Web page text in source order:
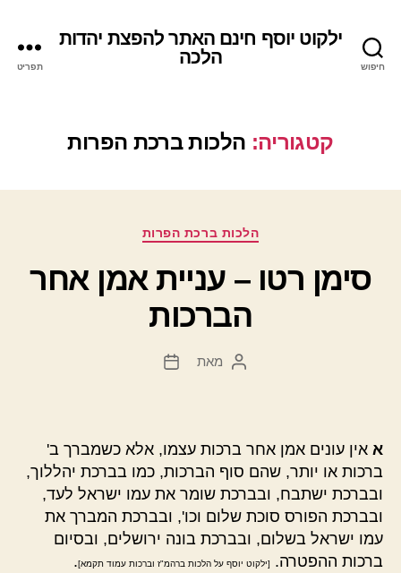
חיפוש
ילקוט יוסף חינם האתר להפצת יהדות
הלכה
תפריט
קטגוריה: הלכות ברכת הפרות
קטגוריות
הלכות ברכת הפרות
סימן רטו – עניית אמן אחר
הברכות
המחבר
מאת
תאריך
א אין עונים אמן אחר ברכות עצמו, אלא כשמברך ב'
ברכות או יותר, שהם סוף הברכות, כמו בברכת יהללוך,
ובברכת ישתבח, ובברכת שומר את עמו ישראל לעד,
ובברכת הפורס סוכת שלום וכו', ובברכת המברך את
עמו ישראל בשלום, ובברכת בונה ירושלים, ובסיום
ברכות ההפטרה.
[ילקוט יוסף על הלכות ברהמ"ז וברכות עמוד תקמא].